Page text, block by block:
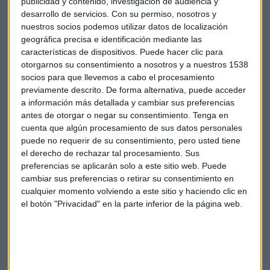
desarrollo de servicios. Con su permiso, nosotros y
nuestros socios podemos utilizar datos de localización
geográfica precisa e identificación mediante las
características de dispositivos. Puede hacer clic para
otorgarnos su consentimiento a nosotros y a nuestros 1538
socios para que llevemos a cabo el procesamiento
previamente descrito. De forma alternativa, puede acceder
a información más detallada y cambiar sus preferencias
antes de otorgar o negar su consentimiento. Tenga en
cuenta que algún procesamiento de sus datos personales
puede no requerir de su consentimiento, pero usted tiene
el derecho de rechazar tal procesamiento. Sus
preferencias se aplicarán solo a este sitio web. Puede
cambiar sus preferencias o retirar su consentimiento en
cualquier momento volviendo a este sitio y haciendo clic en
el botón "Privacidad" en la parte inferior de la página web.
seguridad.
La opinión de CSN a favor de la reapertura se topó con la
oposición de Partido Socialista, Podemos, Ciudadanos y el
Partido Nacionalista Vasco.
Reuters
Bolsa Iberdrola Endesa Energía
Nuclear